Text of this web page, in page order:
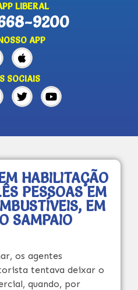
LIBERAL
9200
APP
SOCIAIS
HABILITAÇÃO
PESSOAS EM
EM
SAMPAIO
os agentes
tentava deixar o
quando, por